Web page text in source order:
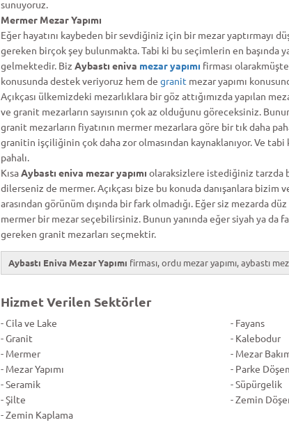
sunuyoruz.
Mermer Mezar Yapımı
Eğer hayatını kaybeden bir sevdiğiniz için bir mezar yaptırmayı
gereken birçok şey bulunmakta. Tabi ki bu seçimlerin en başında
gelmektedir. Biz Aybastı eniva mezar yapımı firması
konusunda destek veriyoruz hem de granit mezar yapımı
Açıkçası ülkemizdeki mezarlıklara bir göz attığımızda yapılan
ve granit mezarların sayısının çok az olduğunu göreceksiniz.
granit mezarların fiyatının mermer mezarlara göre bir tık daha
granitin işçiliğinin çok daha zor olmasından kaynaklanıyor. Ve
pahalı.
KısaAybastı eniva mezar yapımı olaraksizlere istediğiniz tarzda
dilerseniz de mermer. Açıkçası bize bu konuda danışanlara
arasından görünüm dışında bir fark olmadığı. Eğer siz mezarda
mermer bir mezar seçebilirsiniz. Bunun yanında eğer siyah ya da
gereken granit mezarları seçmektir.
Aybastı Eniva Mezar Yapımı firması, ordu mezar yapımı, aybastı
Hizmet Verilen Sektörler
- Cila ve Lake
- Fayans
- Granit
- Kalebodur
- Mermer
- Mezar
- Mezar Yapımı
- Parke
- Seramik
- Süpürgelik
- Şilte
- Zemin
- Zemin Kaplama